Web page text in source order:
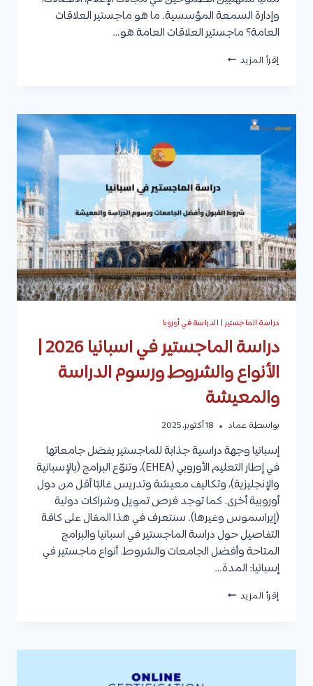
وإدارة السمعة المؤسسية. ما هو ماجستير العلاقات
العامة؟ ماجستير العلاقات العامة هو…
إقرأ المزيد ماجستير
المميزات
دراسة الماجستير| الدراسة في أوروبا
الأنواع والشروط ورسوم الدراسة
والمعيشة
بواسطة عماد 18 أكتوبر، 2025
إسبانيا وجهة دراسية جذابة للماجستير بفضل جامعاتها
في إطار التعليم الأوروبي (EHEA)، وتنوّع البرامج (بالإسبانية
والإنجليزية)، وتكاليف معيشة وتدريس غالبًا أقل من دول
أوروبية أخرى. كما توجد فرص تمويل وشراكات دولية
(إيراسموس وغيرها). سنتعرف في هذا المقال على كافة
التفاصيل حول دراسة الماجستير في اسبانيا والبرامج
المتاحة وأفضل الجامعات والشروط. أنواع ماجستير في
إسبانيا: المدة…
إقرأ المزيد دراسة
2026